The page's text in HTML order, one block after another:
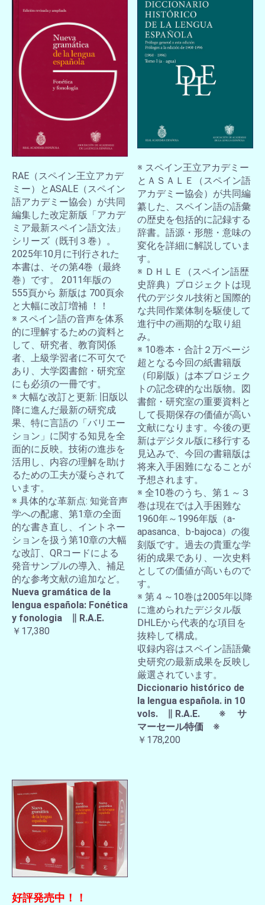
RAE（スペイン王立アカデ
ミー）とASALE（スペイン
語アカデミー協会）が共同
編集した改定新版「アカデ
ミア最新スペイン語文法」
シリーズ（既刊３巻）。
2025年10月に刊行された
本書は、その第4巻（最終
巻）です。 2011年版の
555頁から 新版は 700頁余
と大幅に改訂増補 ！！
※ スペイン語の音声を体系
的に理解するための資料と
して、研究者、教育関係
者、上級学習者に不可欠で
あり、大学図書館・研究室
にも必須の一冊です。
※ 大幅な改訂と更新: 旧版以
降に進んだ最新の研究成
果、特に言語の「バリエー
ション」に関する知見を全
面的に反映。技術の進歩を
活用し、内容の理解を助け
るための工夫が凝らされて
います。
※ 具体的な革新点: 知覚音声
学への配慮、第1章の全面
的な書き直し、イントネー
ションを扱う第10章の大幅
な改訂、QRコードによる
発音サンプルの導入、補足
的な参考文献の追加など。
Nueva gramática de la
lengua española: Fonética
y fonologia ∥ R.A.E.
￥17,380
※ スペイン王立アカデミー
とＡＳＡＬＥ（スペイン語
アカデミー協会）が共同編
纂した、スペイン語の語彙
の歴史を包括的に記録する
辞書。語源・形態・意味の
変化を詳細に解説していま
す。
※ ＤＨＬＥ（スペイン語歴
史辞典）プロジェクトは現
代のデジタル技術と国際的
な共同作業体制を駆使して
進行中の画期的な取り組
み。
※ 10巻本・合計２万ページ
超となる今回の紙書籍版
（印刷版）は本プロジェク
トの記念碑的な出版物。図
書館・研究室の重要資料と
して長期保存の価値が高い
文献になります。今後の更
新はデジタル版に移行する
見込みで、今回の書籍版は
将来入手困難になることが
予想されます。
※ 全10巻のうち、第１～３
巻は現在では入手困難な
1960年～1996年版（a-
apasanca、b-bajoca）の復
刻版です。過去の貴重な学
術的成果であり、一次史料
としての価値が高いもので
す。
※ 第４～10巻は2005年以降
に進められたデジタル版
DHLEから代表的な項目を
抜粋して構成。
収録内容はスペイン語語彙
史研究の最新成果を反映し
厳選されています。
Diccionario histórico de
la lengua española. in 10
vols. ∥ R.A.E. ※ サ
マーセール特価 ※
￥178,200
好評発売中！！